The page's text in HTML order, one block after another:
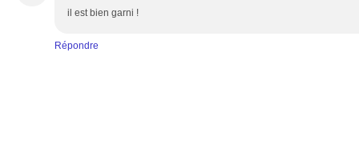
il est bien garni !
Répondre